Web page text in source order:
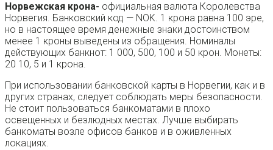
Норвежская крона- официальная валюта Королевства
Норвегия. Банковский код — NOK. 1 крона равна 100 эре,
но в настоящее время денежные знаки достоинством
менее 1 кроны выведены из обращения. Номиналы
действующих банкнот: 1 000, 500, 100 и 50 крон. Монеты:
20 10, 5 и 1 крона.
При использовании банковской карты в Норвегии, как и в
других странах, следует соблюдать меры безопасности.
Не стоит пользоваться банкоматами в плохо
освещенных и безлюдных местах. Лучше выбирать
банкоматы возле офисов банков и в оживленных
локациях.